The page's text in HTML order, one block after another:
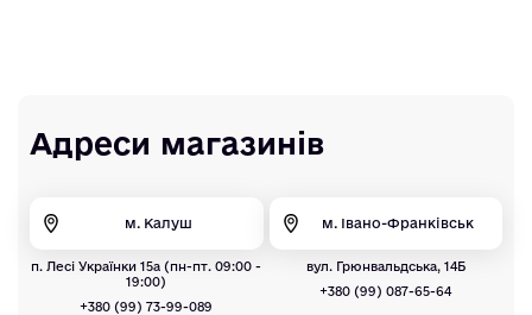
Адреси магазинів
м. Калуш
п. Лесі Українки 15а (пн-пт. 09:00 -
19:00)
+380 (99) 73-99-089
м. Івано-Франківськ
вул. Грюнвальдська, 14Б
+380 (99) 087-65-64